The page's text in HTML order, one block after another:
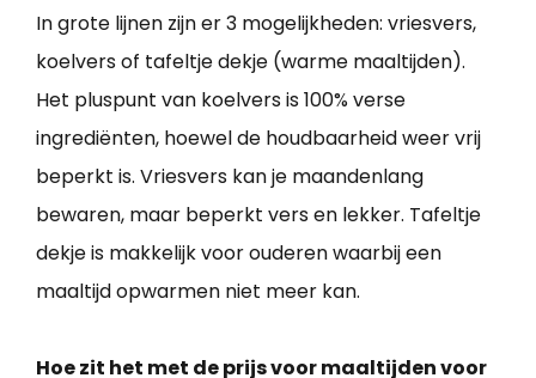
In grote lijnen zijn er 3 mogelijkheden: vriesvers,
koelvers of tafeltje dekje (warme maaltijden).
Het pluspunt van koelvers is 100% verse
ingrediënten, hoewel de houdbaarheid weer vrij
beperkt is. Vriesvers kan je maandenlang
bewaren, maar beperkt vers en lekker. Tafeltje
dekje is makkelijk voor ouderen waarbij een
maaltijd opwarmen niet meer kan.
Hoe zit het met de prijs voor maaltijden voor